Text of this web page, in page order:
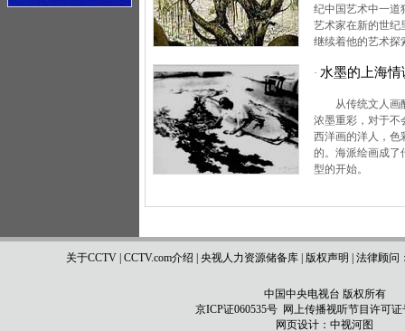
纪中国艺术中一道
艺术家在新的世纪
继续着他的艺术探
· 水墨的上海情
从传统文人画
浓墨重彩，对于不
西洋画的洋人，色
的。海派绘画成了
型的开始。
关于CCTV| CCTV.com介绍 央视人力资源储备库| 版权声明 法律顾问
中国中央电视台 版权所有
京ICP证060535号 网上传播视听节目许可证
网页设计： 中视河图